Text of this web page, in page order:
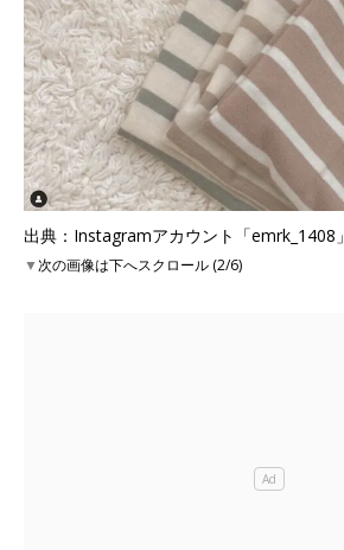
出典：Instagramアカウント「emrk_1408」
▼次の画像は下へスクロール (2/6)